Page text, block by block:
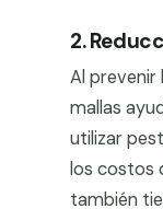
2.
Al prevenir
mallas
utilizar
los costos
también